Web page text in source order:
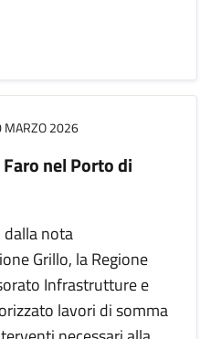
MARZO 2026
nel Porto di
dalla nota
Grillo, la Regione
Infrastrutture e
lavori di somma